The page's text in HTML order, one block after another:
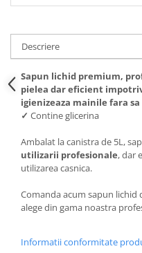
Descriere
Sapun lichid premium,
pielea dar eficient
igienizeaza mainile fara sa
✓ Contine glicerina
Ambalat la canistra de 5L,
utilizarii profesionale, dar
utilizarea casnica.
Comanda acum sapun lichid
alege din gama noastra
Informatii conformitate